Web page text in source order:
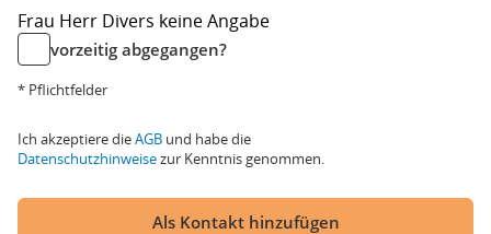
Frau Herr Divers keine Angabe
vorzeitig abgegangen?
* Pflichtfelder
Ich akzeptiere dieAGB und habe die
Datenschutzhinweisezur Kenntnis genommen.
Als Kontakt hinzufügen